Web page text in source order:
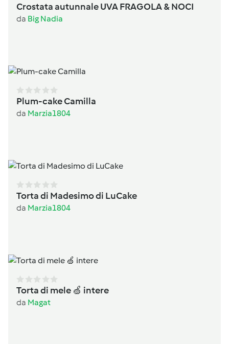
Crostata autunnale UVA FRAGOLA & NOCI
da Big Nadia
Plum-cake Camilla
da Marzia1804
Torta di Madesimo di LuCake
da Marzia1804
Torta di mele 🍏 intere
da Magat